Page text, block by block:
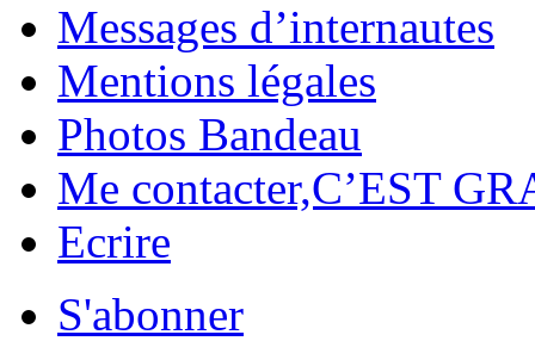
Messages d’internautes
Mentions légales
Photos Bandeau
Me contacter,C’EST
Ecrire
S'abonner